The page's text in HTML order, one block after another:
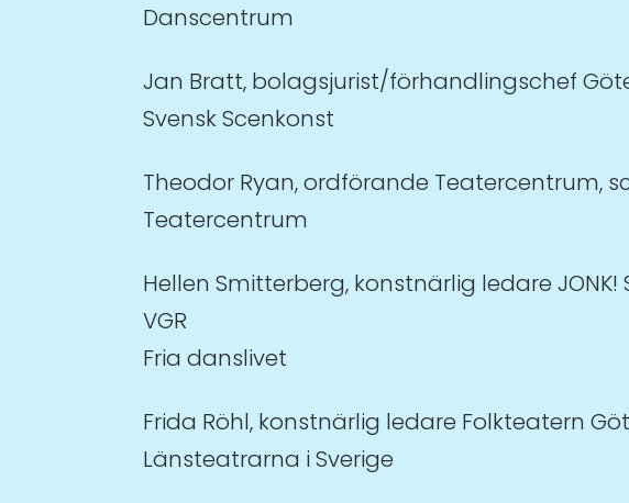
Danscentrum
Jan Bratt, bolagsjurist/förhandlingschef
Svensk Scenkonst
Theodor Ryan, ordförande Teatercentrum,
Teatercentrum
Hellen Smitterberg, konstnärlig ledare
VGR
Fria danslivet
Frida Röhl, konstnärlig ledare Folkteatern
Länsteatrarna i Sverige